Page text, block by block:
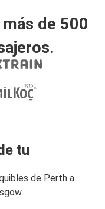
de 500
tu
de Perth a